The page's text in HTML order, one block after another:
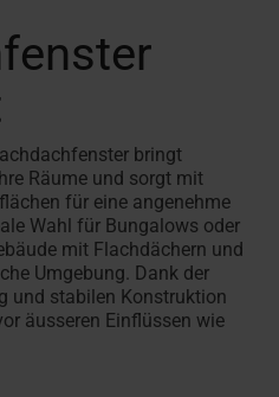
bringt
Räume und sorgt mit
für eine angenehme
Wahl für Bungalows oder
mit Flachdächern und
Umgebung. Dank der
und stabilen Konstruktion
äusseren Einflüssen wie